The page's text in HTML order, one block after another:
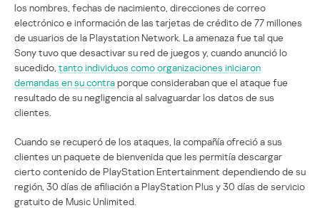
los nombres, fechas de nacimiento, direcciones de correo
electrónico e información de las tarjetas de crédito de 77 millones
de usuarios de la Playstation Network. La amenaza fue tal que
Sony tuvo que desactivar su red de juegos y, cuando anunció lo
sucedido, tanto individuos como organizaciones iniciaron
demandas en su contraporque consideraban que el ataque fue
resultado de su negligencia al salvaguardar los datos de sus
clientes.
Cuando se recuperó de los ataques, la compañía ofreció a sus
clientes un paquete de bienvenida que les permitía descargar
cierto contenido de PlayStation Entertainment dependiendo de su
región, 30 días de afiliación a PlayStation Plus y 30 días de servicio
gratuito de Music Unlimited.